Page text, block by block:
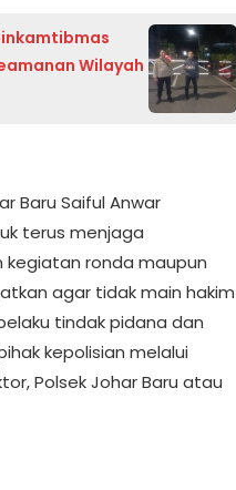
Wilayah
Baru Saiful Anwar
terus menjaga
ronda maupun
agar tidak main hakim
tindak pidana dan
kepolisian melalui
Polsek Johar Baru atau